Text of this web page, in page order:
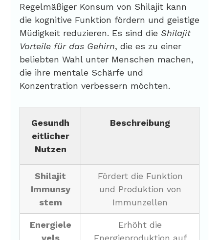
Regelmäßiger Konsum von Shilajit kann
die kognitive Funktion fördern und geistige
Müdigkeit reduzieren. Es sind die Shilajit
Vorteile für das Gehirn, die es zu einer
beliebten Wahl unter Menschen machen,
die ihre mentale Schärfe und
Konzentration verbessern möchten.
Gesundh
eitlicher
Nutzen
Beschreibung
Shilajit
Immunsy
stem
Fördert die Funktion
und Produktion von
Immunzellen
Energiele
vels
Erhöht die
Energieproduktion auf